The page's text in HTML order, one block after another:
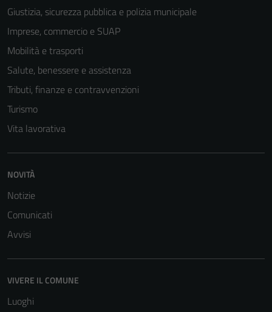
Giustizia, sicurezza pubblica e polizia municipale
Imprese, commercio e SUAP
Mobilità e trasporti
Salute, benessere e assistenza
Tributi, finanze e contravvenzioni
Turismo
Vita lavorativa
NOVITÀ
Notizie
Comunicati
Avvisi
VIVERE IL COMUNE
Luoghi